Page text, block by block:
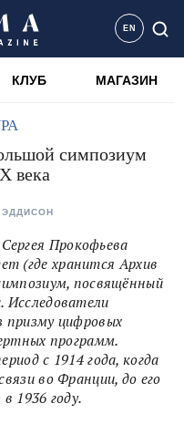
EN
КЛУБ МАГАЗИН
симпозиум
века
ЭДДИСОН
Прокофьева
(где хранится Архив
посвящённый
призму цифровых
программ.
с 1914 года, когда
во Франции, до его
1936 году.